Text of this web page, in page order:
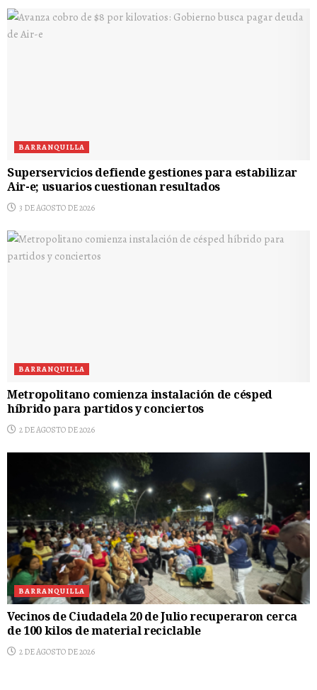
BARRANQUILLA
Superservicios defiende gestiones para estabilizar
Air-e; usuarios cuestionan resultados
3 DE AGOSTO DE 2026
BARRANQUILLA
Metropolitano comienza instalación de césped
híbrido para partidos y conciertos
2 DE AGOSTO DE 2026
BARRANQUILLA
Vecinos de Ciudadela 20 de Julio recuperaron cerca
de 100 kilos de material reciclable
2 DE AGOSTO DE 2026